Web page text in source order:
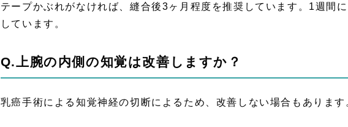
テープかぶれがなければ、縫合後3ヶ月程度を推奨しています。1週間
しています。
Q.上腕の内側の知覚は改善しますか？
乳癌手術による知覚神経の切断によるため、改善しない場合もあります